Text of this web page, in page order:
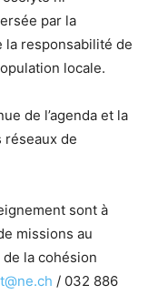
par la
la responsabilité de
locale.
de l’agenda et la
réseaux de
sont à
missions au
la cohésion
/ 032 886